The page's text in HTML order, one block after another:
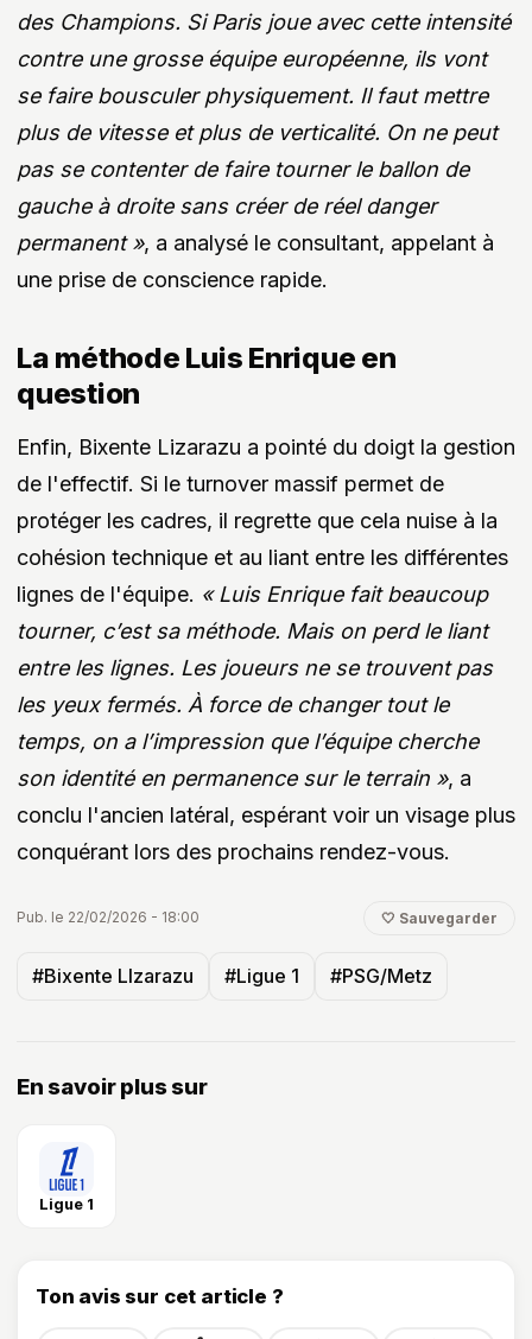
des Champions. Si Paris joue avec cette intensité
contre une grosse équipe européenne, ils vont
se faire bousculer physiquement. Il faut mettre
plus de vitesse et plus de verticalité. On ne peut
pas se contenter de faire tourner le ballon de
gauche à droite sans créer de réel danger
permanent », a analysé le consultant, appelant à
une prise de conscience rapide.
La méthode Luis Enrique en
question
Enfin, Bixente Lizarazu a pointé du doigt la gestion
de l'effectif. Si le turnover massif permet de
protéger les cadres, il regrette que cela nuise à la
cohésion technique et au liant entre les différentes
lignes de l'équipe. « Luis Enrique fait beaucoup
tourner, c’est sa méthode. Mais on perd le liant
entre les lignes. Les joueurs ne se trouvent pas
les yeux fermés. À force de changer tout le
temps, on a l’impression que l’équipe cherche
son identité en permanence sur le terrain », a
conclu l'ancien latéral, espérant voir un visage plus
conquérant lors des prochains rendez-vous.
Pub. le 22/02/2026 - 18:00 🤍 Sauvegarder
#Bixente LIzarazu #Ligue 1 #PSG/Metz
En savoir plus sur
Ligue 1
Ton avis sur cet article ?